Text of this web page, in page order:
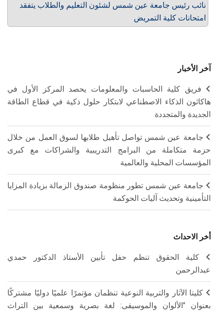
نائب رئيس جامعة عين شمس لشئون التعليم والطلاب يتفقد
امتحانات كلية التمريض
آخر الأخبار
فريق كلية الحاسبات والمعلومات يحصد المركز الأول في
هاكاثون الذكاء الاصطناعي لابتكار حلول ذكية في قطاع الطاقة
الجديدة والمتجددة
جامعة عين شمس تواصل تأهيل طلابها لسوق العمل من خلال
حزمة متكاملة من البرامج التدريبية والشراكات مع كبرى
المؤسسات المحلية والعالمية
جامعة عين شمس تطور منظومة صندوق الزمالة بزيادة المزايا
التأمينية وتحديث آليات الحوكمة
أخر الاحداث
كلية الحقوق تنظم حفل تأبين الأستاذ الدكتور حمدي
عبدالرحمن
كليتا الآثار والتربية النوعية تنظمان مؤتمرًا علميًا دوليًا مشتركًا
بعنوان "الألوان والموسيقى: لغة بصرية وسمعية بين التراث